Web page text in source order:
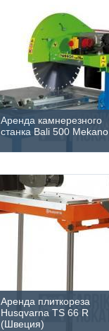
Аренда камнерезного
станка Bali 500 Mekano
Аренда плиткореза
Husqvarna TS 66 R
(Швеция)